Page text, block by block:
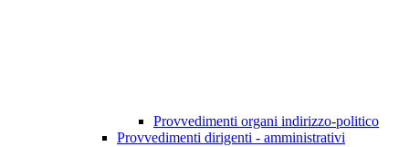
Provvedimenti organi indirizzo-politico
Provvedimenti dirigenti - amministrativi